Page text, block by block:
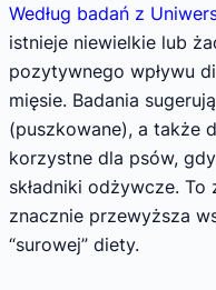
Według badań z
istnieje niewielkie lub
pozytywnego wpływu
mięsie. Badania
(puszkowane), a także
korzystne dla psów,
składniki odżywcze.
znacznie przewyższa
“surowej” diety.